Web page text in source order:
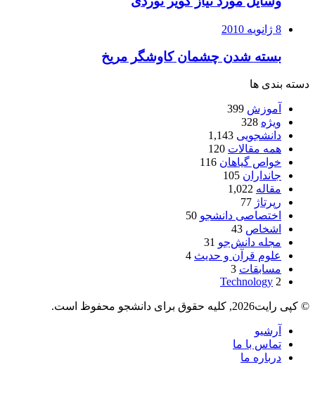
8 ژانویه 2010
بسته شدن چشمان کاوشگر مريخ
دسته بندی ها
آموزش 399
ویژه 328
دانشجویی 1,143
همه مقالات 120
خواص گیاهان 116
جانداران 105
مقاله 1,022
رپرتاژ 77
اختصاصی دانشجو 50
اشخاص 43
مجله دانش‌جو 31
علوم قرآن و حدیث 4
مسابقات 3
Technology 2
© کپی رایت2026, کلیه حقوق برای دانشجو محفوظ است.
آرشیو
تماس با ما
درباره ما